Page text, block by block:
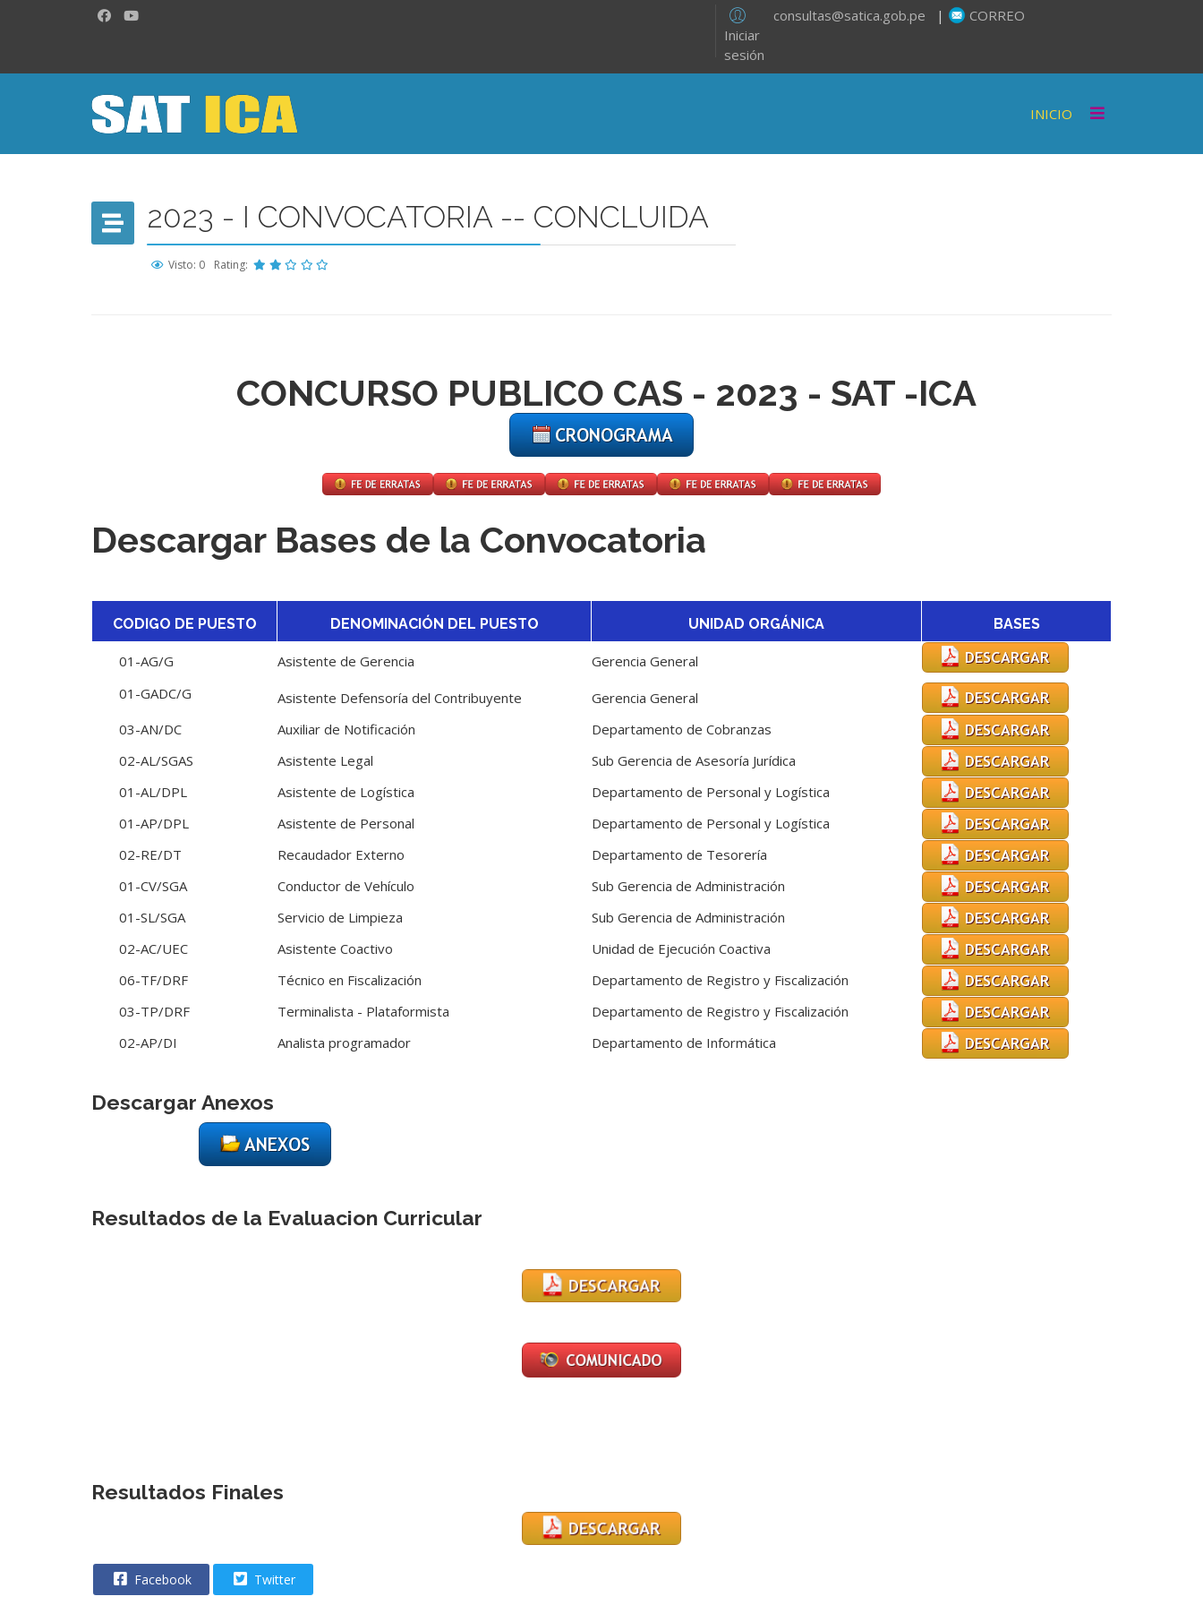
consultas@satica.gob.pe |
CORREO
Iniciar
sesión
INICIO
2023 - I CONVOCATORIA -- CONCLUIDA
Visto: 0 Rating:
CONCURSO PUBLICO CAS - 2023 - SAT -ICA
Descargar Bases de la Convocatoria
CODIGO DE PUESTO DENOMINACIÓN DEL PUESTO UNIDAD ORGÁNICA BASES
01-AG/G Asistente de Gerencia
Gerencia General
01-GADC/G
Asistente Defensoría del Contribuyente
Gerencia General
03-AN/DC
Auxiliar de Notificación
Departamento de Cobranzas
02-AL/SGAS
Asistente Legal
Sub Gerencia de Asesoría Jurídica
01-AL/DPL
Asistente de Logística
Departamento de Personal y Logística
01-AP/DPL
Asistente de Personal
Departamento de Personal y Logística
02-RE/DT
Recaudador Externo
Departamento de Tesorería
01-CV/SGA
Conductor de Vehículo
Sub Gerencia de Administración
01-SL/SGA
Servicio de Limpieza
Sub Gerencia de Administración
02-AC/UEC
Asistente Coactivo
Unidad de Ejecución Coactiva
06-TF/DRF
Técnico en Fiscalización
Departamento de Registro y Fiscalización
03-TP/DRF
Terminalista - Plataformista
Departamento de Registro y Fiscalización
02-AP/DI
Analista programador Departamento de Informática
Descargar Anexos
Resultados de la Evaluacion Curricular
Resultados Finales
Facebook Twitter